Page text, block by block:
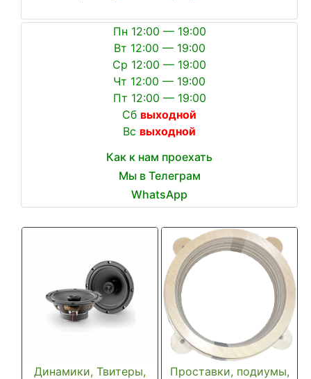
Пн 12:00 — 19:00
Вт 12:00 — 19:00
Ср 12:00 — 19:00
Чт 12:00 — 19:00
Пт 12:00 — 19:00
Сб выходной
Вс выходной
Как к нам проехать
Мы в Телеграм
WhatsApp
Динамики, Твитеры,
Проставки, подиумы,